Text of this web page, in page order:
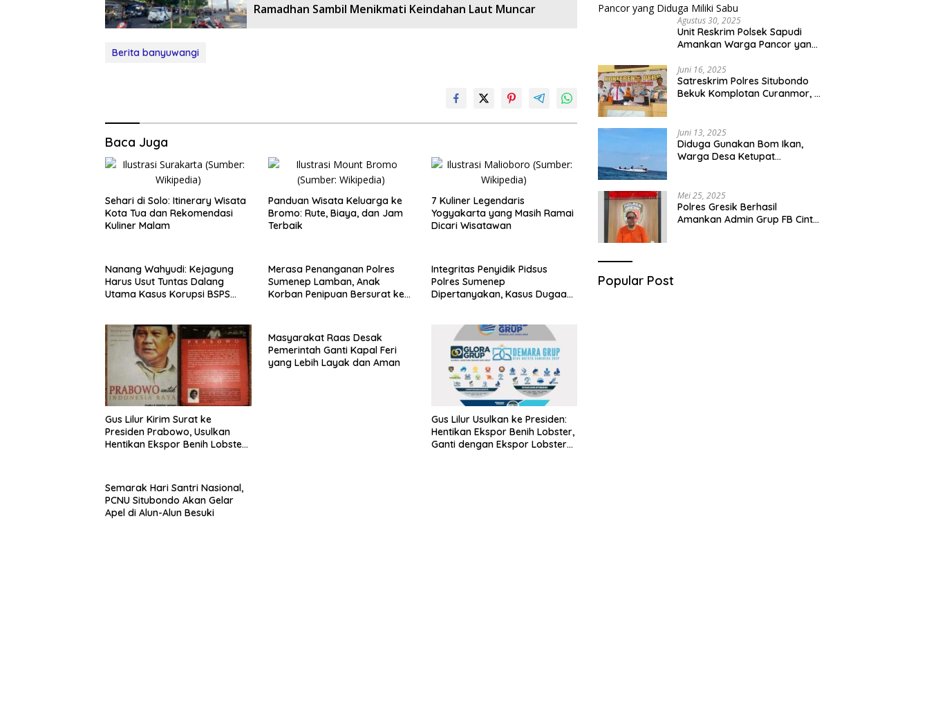
Ramadhan Sambil Menikmati Keindahan Laut Muncar
Berita banyuwangi
Baca Juga
Sehari di Solo: Itinerary Wisata
Kota Tua dan Rekomendasi
Kuliner Malam
Panduan Wisata Keluarga ke
Bromo: Rute, Biaya, dan Jam
Terbaik
7 Kuliner Legendaris
Yogyakarta yang Masih Ramai
Dicari Wisatawan
Nanang Wahyudi: Kejagung
Harus Usut Tuntas Dalang
Utama Kasus Korupsi BSPS
Merasa Penanganan Polres
Sumenep Lamban, Anak
Korban Penipuan Bersurat ke
Integritas Penyidik Pidsus
Polres Sumenep
Dipertanyakan, Kasus Dugaan
Gus Lilur Kirim Surat ke
Presiden Prabowo, Usulkan
Hentikan Ekspor Benih Lobster
Masyarakat Raas Desak
Pemerintah Ganti Kapal Feri
yang Lebih Layak dan Aman
Gus Lilur Usulkan ke Presiden:
Hentikan Ekspor Benih Lobster,
Ganti dengan Ekspor Lobster
Semarak Hari Santri Nasional,
PCNU Situbondo Akan Gelar
Apel di Alun-Alun Besuki
Agustus 30, 2025
Unit Reskrim Polsek Sapudi
Amankan Warga Pancor yang
Juni 16, 2025
Satreskrim Polres Situbondo
Bekuk Komplotan Curanmor, 9
Juni 13, 2025
Diduga Gunakan Bom Ikan,
Warga Desa Ketupat
Mei 25, 2025
Polres Gresik Berhasil
Amankan Admin Grup FB Cinta
Popular Post